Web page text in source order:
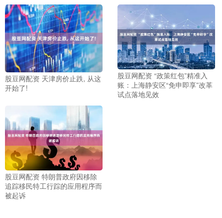
股豆网配资 天津房价止跌, 从这
开始了!
股豆网配资 “政策红包”精准入
账：上海静安区“免申即享”改革
试点落地见效
股豆网配资 特朗普政府因移除
追踪移民特工行踪的应用程序而
被起诉